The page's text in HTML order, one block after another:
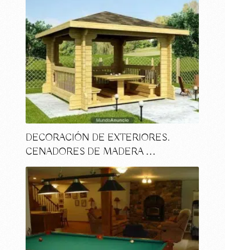
DECORACIÓN DE EXTERIORES.
CENADORES DE MADERA …